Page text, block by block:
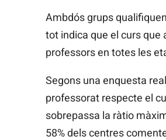
Ambdós grups
tot indica que el curs que
professors en totes les
Segons una enquesta
professorat respecte el
sobrepassa la ràtio
58% dels centres